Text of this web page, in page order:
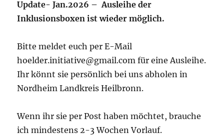
Update- Jan.2026 – Ausleihe der
Inklusionsboxen ist wieder möglich.
Bitte meldet euch per E-Mail
hoelder.initiative@gmail.com für eine Ausleihe.
Ihr könnt sie persönlich bei uns abholen in
Nordheim Landkreis Heilbronn.
Wenn ihr sie per Post haben möchtet, brauche
ich mindestens 2-3 Wochen Vorlauf.